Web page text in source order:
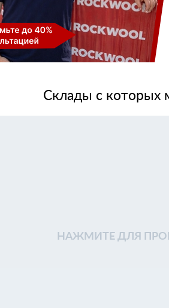
Склады с которых
НАЖМИТЕ ДЛЯ